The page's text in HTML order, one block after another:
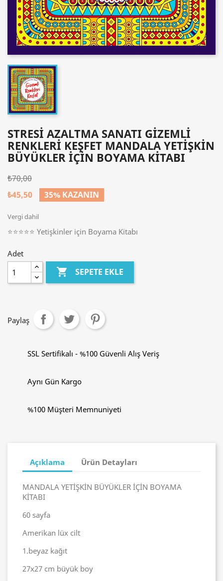
STRESİ AZALTMA SANATI GIZEMLI
RENKLERI KEŞFET MANDALA YETİŞKİN
BÜYÜKLER İÇİN BOYAMA KİTABI
₺70,00
₺45,50
35% KAZANIN
Vergi dahil
⭐⭐⭐⭐⭐ Yetişkinler için Boyama Kitabı
Adet
 SEPETE EKLE
Paylaş
SSL Sertifikalı - %100 Güvenli Alış Veriş
Aynı Gün Kargo
%100 Müşteri Memnuniyeti
Açıklama Ürün Detayları
MANDALA YETİŞKİN BÜYÜKLER İÇİN BOYAMA
KİTABI
60 sayfa
Amerikan lüx cilt
1.beyaz kağıt
27x27 cm büyük boy